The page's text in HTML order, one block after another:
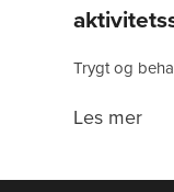
Trygt og
Les mer